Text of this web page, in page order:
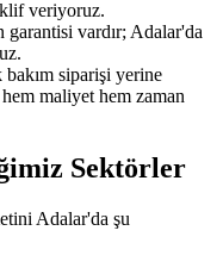
veriyoruz.
garantisi vardır; Adalar'da
bakım siparişi yerine
maliyet hem zaman
Sektörler
Adalar'da şu